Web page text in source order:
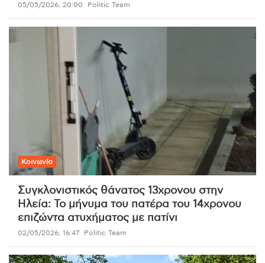
05/05/2026, 20:00 Politic Team
Κοινωνία
Συγκλονιστικός θάνατος 13χρονου στην
Ηλεία: Το μήνυμα του πατέρα του 14χρονου
επιζώντα ατυχήματος με πατίνι
02/05/2026, 16:47 Politic Team